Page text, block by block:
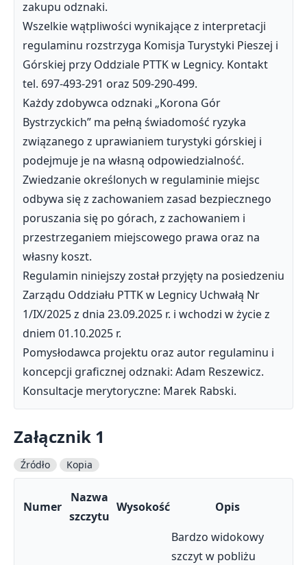
zakupu odznaki.
Wszelkie wątpliwości wynikające z interpretacji
regulaminu rozstrzyga Komisja Turystyki Pieszej i
Górskiej przy Oddziale PTTK w Legnicy. Kontakt
tel. 697-493-291 oraz 509-290-499.
Każdy zdobywca odznaki „Korona Gór
Bystrzyckich” ma pełną świadomość ryzyka
związanego z uprawianiem turystyki górskiej i
podejmuje je na własną odpowiedzialność.
Zwiedzanie określonych w regulaminie miejsc
odbywa się z zachowaniem zasad bezpiecznego
poruszania się po górach, z zachowaniem i
przestrzeganiem miejscowego prawa oraz na
własny koszt.
Regulamin niniejszy został przyjęty na posiedzeniu
Zarządu Oddziału PTTK w Legnicy Uchwałą Nr
1/IX/2025 z dnia 23.09.2025 r. i wchodzi w życie z
dniem 01.10.2025 r.
Pomysłodawca projektu oraz autor regulaminu i
koncepcji graficznej odznaki: Adam Reszewicz.
Konsultacje merytoryczne: Marek Rabski.
Załącznik 1
Źródło Kopia
Numer
Nazwa
szczytu
Wysokość
Opis
Bardzo widokowy
szczyt w pobliżu